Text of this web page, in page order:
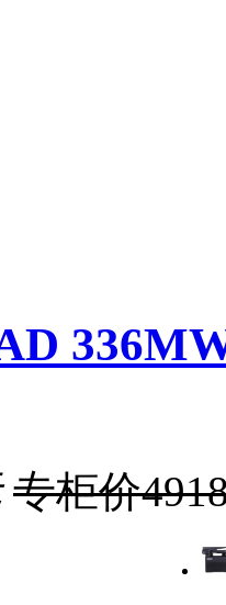
专柜价